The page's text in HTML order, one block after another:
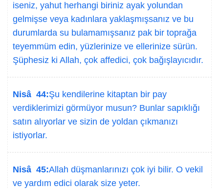
iseniz, yahut herhangi biriniz ayak yolundan
gelmişse veya kadınlara yaklaşmışsanız ve bu
durumlarda su bulamamışsanız pak bir toprağa
teyemmüm edin, yüzlerinize ve ellerinize sürün.
Şüphesiz ki Allah, çok affedici, çok bağışlayıcıdır.
Nisâ 44:Şu kendilerine kitaptan bir pay
verdiklerimizi görmüyor musun? Bunlar sapıklığı
satın alıyorlar ve sizin de yoldan çıkmanızı
istiyorlar.
Nisâ 45:Allah düşmanlarınızı çok iyi bilir. O vekil
ve yardım edici olarak size yeter.